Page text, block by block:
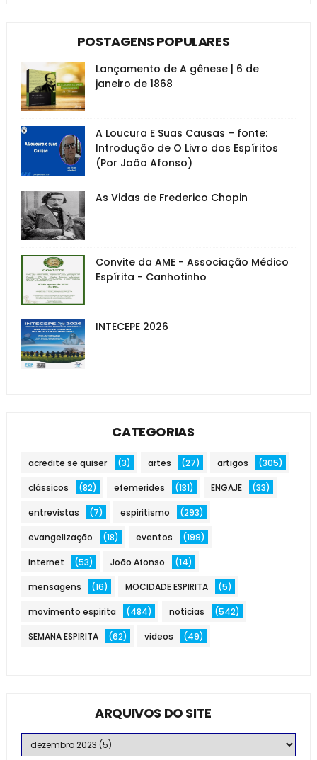
POSTAGENS POPULARES
Lançamento de A gênese | 6 de
janeiro de 1868
A Loucura E Suas Causas – fonte:
Introdução de O Livro dos Espíritos
(Por João Afonso)
As Vidas de Frederico Chopin
Convite da AME - Associação Médico
Espírita - Canhotinho
INTECEPE 2026
CATEGORIAS
acredite se quiser (3) artes (27) artigos (305)
clássicos (82) efemerides (131) ENGAJE (33)
entrevistas (7) espiritismo (293)
evangelização (18) eventos (199)
internet (53) João Afonso (14)
mensagens (16) MOCIDADE ESPIRITA (5)
movimento espirita (484) noticias (542)
SEMANA ESPIRITA (62) videos (49)
ARQUIVOS DO SITE